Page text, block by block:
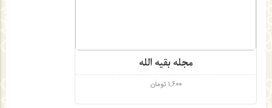
مجله بقیه الله
1,600 تومان